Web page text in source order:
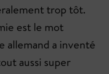
trop tôt.
est le mot
allemand a inventé
aussi super